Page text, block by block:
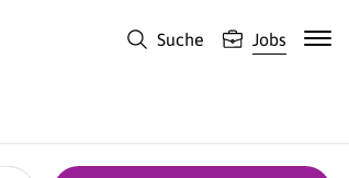
Suche Jobs